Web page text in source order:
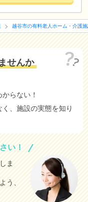
越谷市の有料老人ホーム・介護
せんか
らない！
、施設の実態を知り
い！
ま
う、